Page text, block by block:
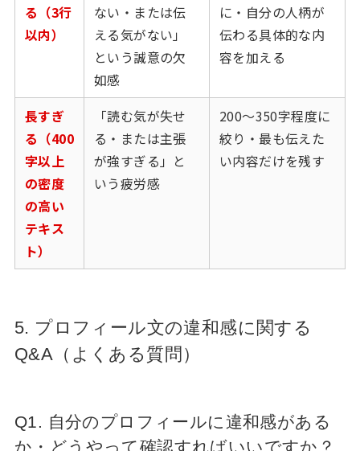
る（3行
以内）
ない・または伝
える気がない」
という誠意の欠
如感
に・自分の人柄が
伝わる具体的な内
容を加える
長すぎ
る（400
字以上
の密度
の高い
テキス
ト）
「読む気が失せ
る・または主張
が強すぎる」と
いう疲労感
200〜350字程度に
絞り・最も伝えた
い内容だけを残す
5. プロフィール文の違和感に関する
Q&A（よくある質問）
Q1. 自分のプロフィールに違和感がある
か・どうやって確認すればいいですか？